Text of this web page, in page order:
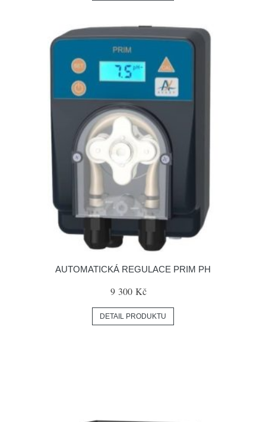
AUTOMATICKÁ REGULACE PRIM PH
9 300 Kč
DETAIL PRODUKTU